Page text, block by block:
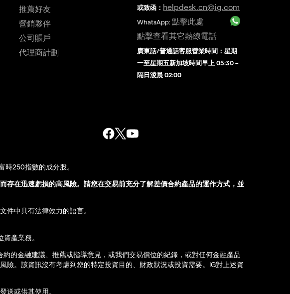
推薦好友
營銷夥伴
公司賬戶
代理商計劃
或致函： helpdesk.cn@ig.com
WhatsApp:點擊此處
點擊查看其它熱線電話
廣東話/普通話客服營業時間：星期
一至星期五新加坡時間早上 05:30 –
隔日淩晨 02:00
時250指數的成分股。
在迅速虧損的高風險。請您在交易前充分了解差價合約產品的運作方式，並
件中具有法律效力的語言。
產業務。
的金融建議、推薦或指導意見，或我們交易價位的紀錄，或對任何金融產品
。該資訊沒有考慮到您的特定投資目的、財政狀況或投資需要。IG對上述資
送或供其使用。